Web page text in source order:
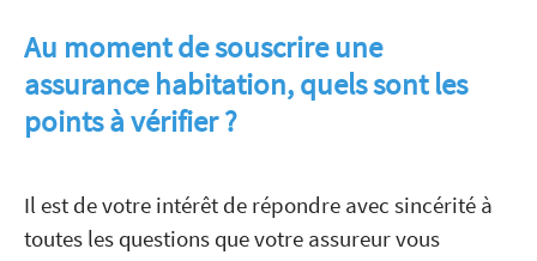
Au moment de souscrire une
assurance habitation, quels sont les
points à vérifier ?
Il est de votre intérêt de répondre avec sincérité à
toutes les questions que votre assureur vous